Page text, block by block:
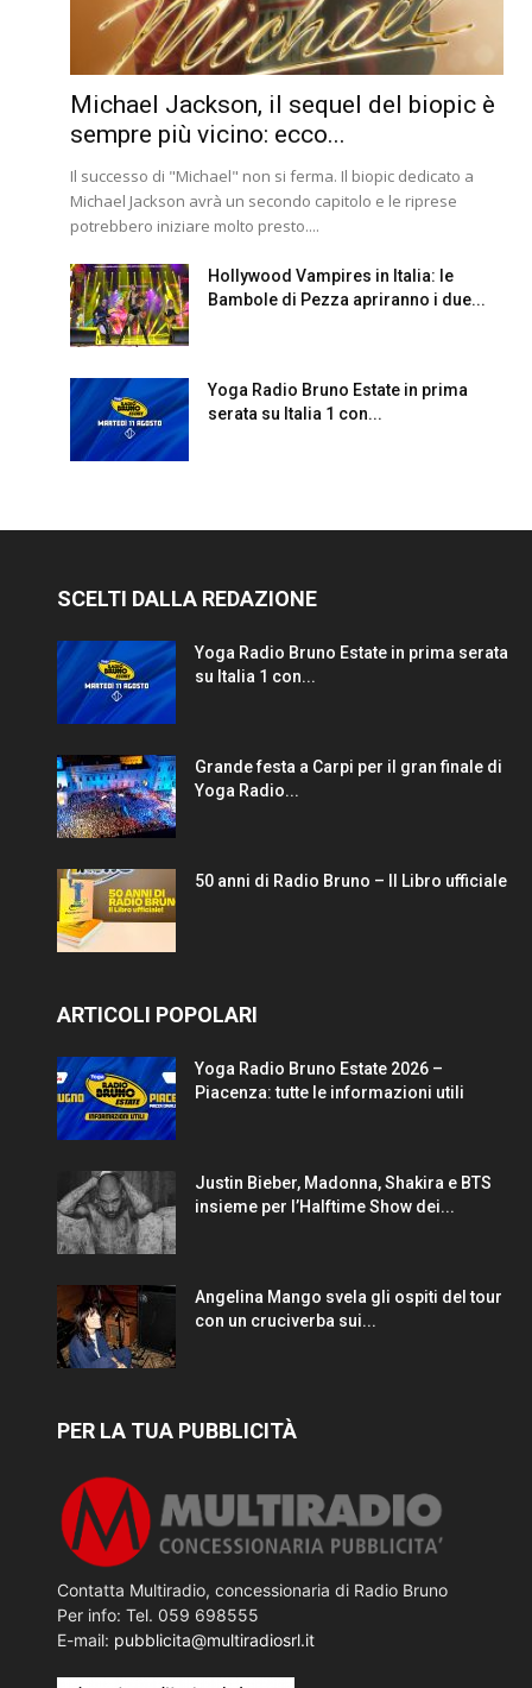
Michael Jackson, il sequel del biopic è
sempre più vicino: ecco...
Il successo di "Michael" non si ferma. Il biopic dedicato a
Michael Jackson avrà un secondo capitolo e le riprese
potrebbero iniziare molto presto....
Hollywood Vampires in Italia: le
Bambole di Pezza apriranno i due...
Yoga Radio Bruno Estate in prima
serata su Italia 1 con...
SCELTI DALLA REDAZIONE
Yoga Radio Bruno Estate in prima serata
su Italia 1 con...
Grande festa a Carpi per il gran finale di
Yoga Radio...
50 anni di Radio Bruno – Il Libro ufficiale
ARTICOLI POPOLARI
Yoga Radio Bruno Estate 2026 –
Piacenza: tutte le informazioni utili
Justin Bieber, Madonna, Shakira e BTS
insieme per l’Halftime Show dei...
Angelina Mango svela gli ospiti del tour
con un cruciverba sui...
PER LA TUA PUBBLICITÀ
Contatta Multiradio, concessionaria di Radio Bruno
Per info: Tel. 059 698555
E-mail: pubblicita@multiradiosrl.it